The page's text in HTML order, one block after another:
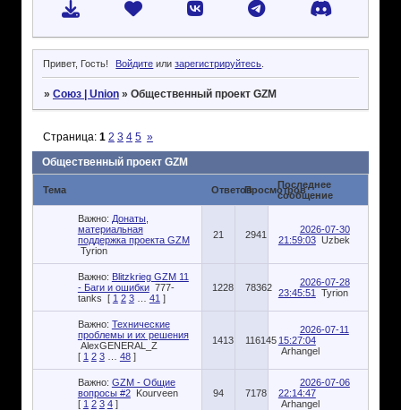
Привет, Гость! Войдите илизарегистрируйтесь
» Союз | Union » Общественный проект GZM
Общественный проект GZM
Страница: 1 2 3 4 5 »
Тема ОтветовПросмотровПоследнее
сообщение
Важно: Донаты,
материальная
поддержка проекта GZM
Tyrion
21 2941
2026-07-30
21:59:03 Uzbek
Важно: Blitzkrieg GZM 11
- Баги и ошибки 777-
tanks [ 1 2 3 41 ]
1228 78362
2026-07-28
23:45:51
Tyrion
Важно: Технические
проблемы и их решения
AlexGENERAL_Z
[ 1 2 3 48 ]
1413 116145
2026-07-11
15:27:04
Arhangel
Важно: GZM - Общие
вопросы #2 Kourveen
[ 1 2 3 4 ]
94 7178
2026-07-06
22:14:47
Arhangel